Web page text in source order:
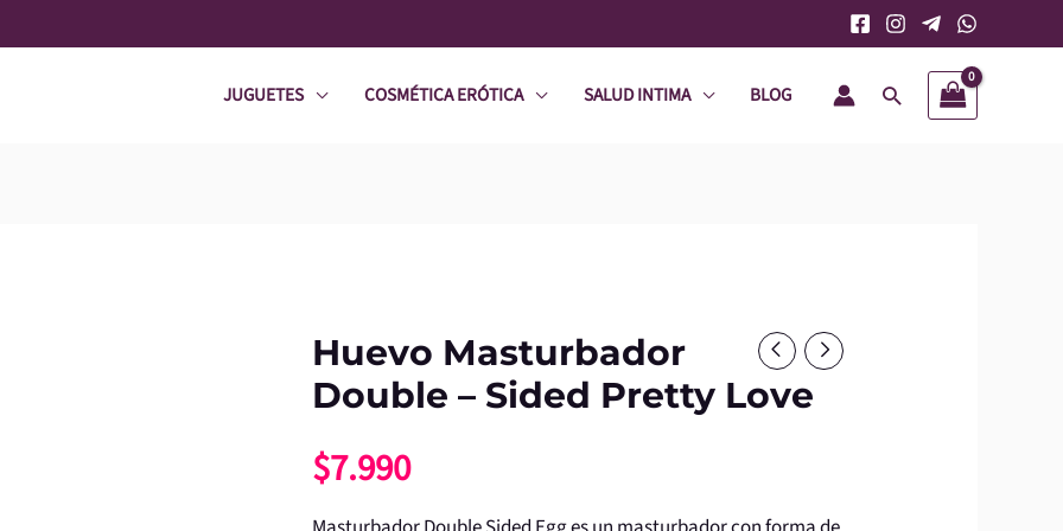
JUGUETES COSMÉTICA ERÓTICA SALUD INTIMA BLOG Buscar
Huevo Masturbador
Double – Sided Pretty Love
$7.990
Huevo
Masturbador
-